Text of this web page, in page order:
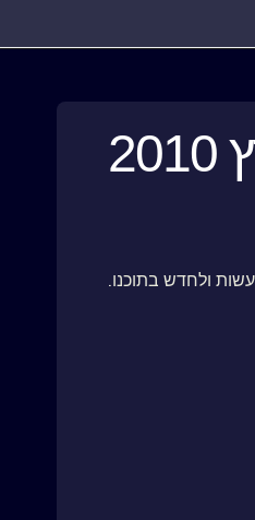
ולחדש בתוכנו.